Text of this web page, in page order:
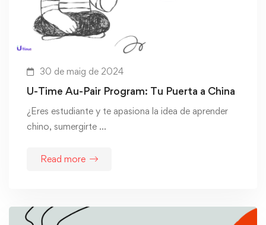
30 de maig de 2024
U-Time Au-Pair Program: Tu Puerta a China
¿Eres estudiante y te apasiona la idea de aprender
chino, sumergirte …
Read more